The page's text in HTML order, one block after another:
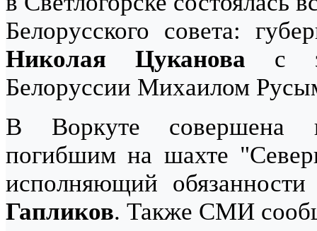
Белорусского совета:
Николая Цуканова с
Белоруссии Михаилом
В Воркуте совершена
погибшим на шахте
исполняющий
Гапликов. Также СМИ